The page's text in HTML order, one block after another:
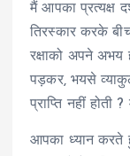
मैं आपका प्रत्यक्ष
तिरस्कार करके
रक्षाको अपने अभय
पड़कर, भयसे
प्राप्ति नहीं होती ?
आपका ध्यान करते